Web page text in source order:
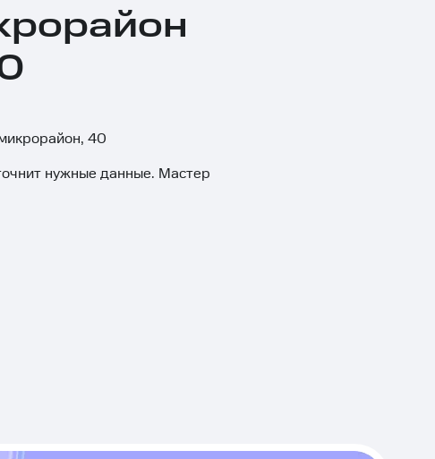
40
нужные данные. Мастер